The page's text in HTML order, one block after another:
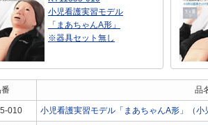
小児看護実習モデル
「まあちゃんA形」
※器具セット無し
品
010 小児看護実習モデル「まあちゃんA形」（小